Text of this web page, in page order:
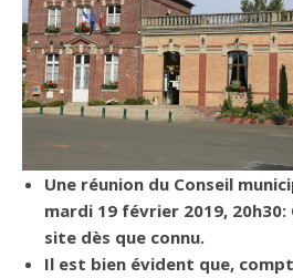
Une réunion du Conseil
mardi 19 février 2019,
site dès que connu.
Il est bien évident que,